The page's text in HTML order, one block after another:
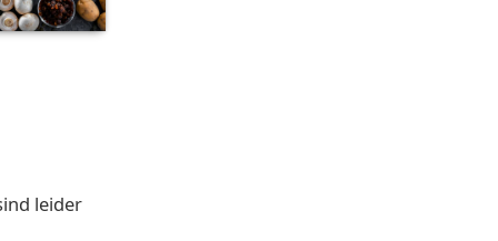
leider